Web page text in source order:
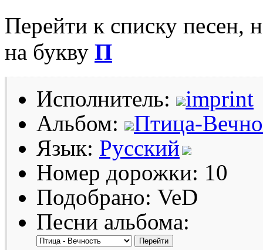
Перейти к списку песен,
на букву П
Исполнитель:
imprint
Альбом:
Птица-
Язык: Русский
Номер дорожки: 10
Подобрано: VeD
Песни альбома: